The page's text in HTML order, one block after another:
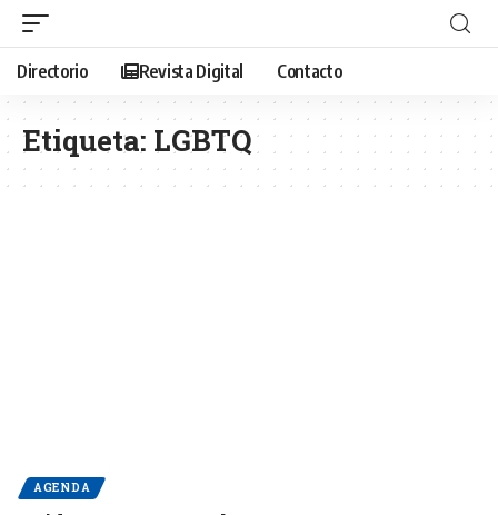
Directorio Revista Digital Contacto
Etiqueta: LGBTQ
AGENDA